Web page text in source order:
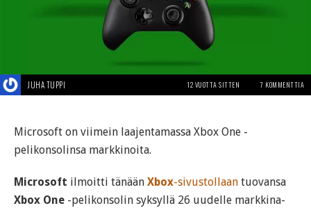
JUHA TUPPI 12 VUOTTA SITTEN 7 KOMMENTTIA
Microsoft on viimein laajentamassa Xbox One -
pelikonsolinsa markkinoita.
Microsoft ilmoitti tänään Xbox-sivustollaan tuovansa
Xbox One -pelikonsolin syksyllä 26 uudelle markkina-